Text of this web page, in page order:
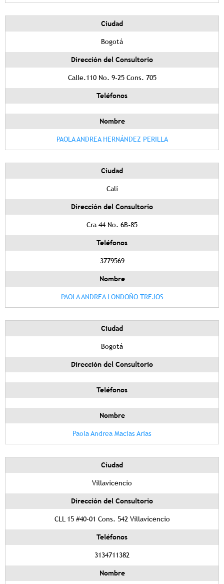
Ciudad
Bogotá
Dirección del Consultorio
Calle.110 No. 9-25 Cons. 705
Teléfonos
Nombre
PAOLA ANDREA HERNÁNDEZ PERILLA
Ciudad
Cali
Dirección del Consultorio
Cra 44 No. 6B-85
Teléfonos
3779569
Nombre
PAOLA ANDREA LONDOÑO TREJOS
Ciudad
Bogotá
Dirección del Consultorio
Teléfonos
Nombre
Paola Andrea Macias Arias
Ciudad
Villavicencio
Dirección del Consultorio
CLL 15 #40-01 Cons. 542 Villavicencio
Teléfonos
3134711382
Nombre